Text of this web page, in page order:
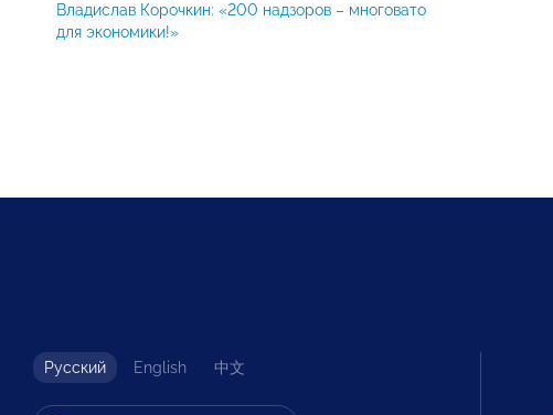
Владислав Корочкин: «200 надзоров – многовато
для экономики!»
Русский English 中文